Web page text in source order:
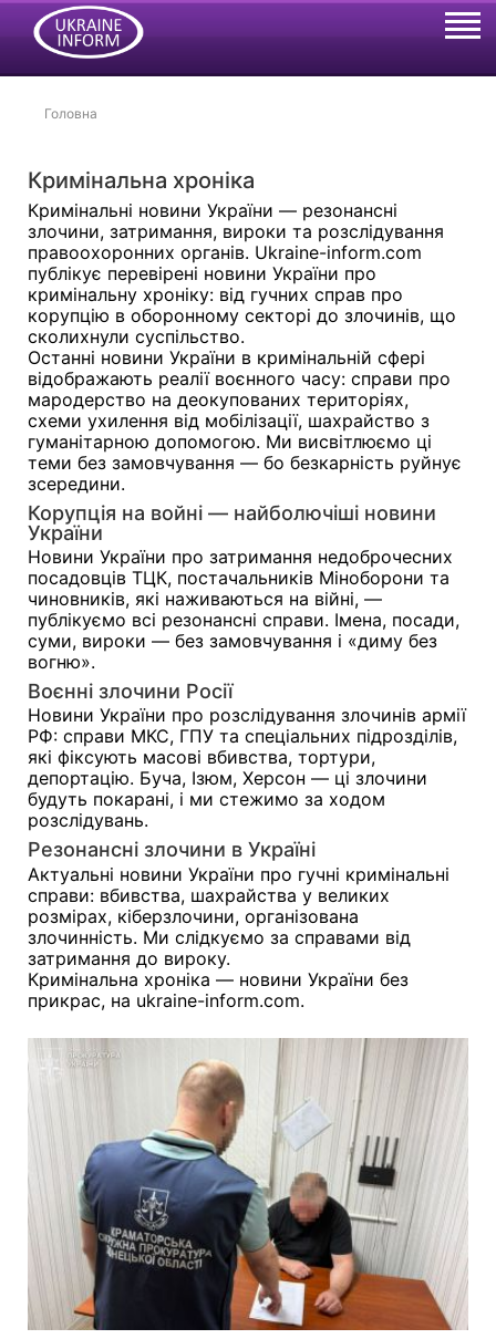
Головна
Кримінальна хроніка
Кримінальні новини України — резонансні
злочини, затримання, вироки та розслідування
правоохоронних органів. Ukraine-inform.com
публікує перевірені новини України про
кримінальну хроніку: від гучних справ про
корупцію в оборонному секторі до злочинів, що
сколихнули суспільство.
Останні новини України в кримінальній сфері
відображають реалії воєнного часу: справи про
мародерство на деокупованих територіях,
схеми ухилення від мобілізації, шахрайство з
гуманітарною допомогою. Ми висвітлюємо ці
теми без замовчування — бо безкарність руйнує
зсередини.
Корупція на войні — найболючіші новини
України
Новини України про затримання недоброчесних
посадовців ТЦК, постачальників Міноборони та
чиновників, які наживаються на війні, —
публікуємо всі резонансні справи. Імена, посади,
суми, вироки — без замовчування і «диму без
вогню».
Воєнні злочини Росії
Новини України про розслідування злочинів армії
РФ: справи МКС, ГПУ та спеціальних підрозділів,
які фіксують масові вбивства, тортури,
депортацію. Буча, Ізюм, Херсон — ці злочини
будуть покарані, і ми стежимо за ходом
розслідувань.
Резонансні злочини в Україні
Актуальні новини України про гучні кримінальні
справи: вбивства, шахрайства у великих
розмірах, кіберзлочини, організована
злочинність. Ми слідкуємо за справами від
затримання до вироку.
Кримінальна хроніка — новини України без
прикрас, на ukraine-inform.com.